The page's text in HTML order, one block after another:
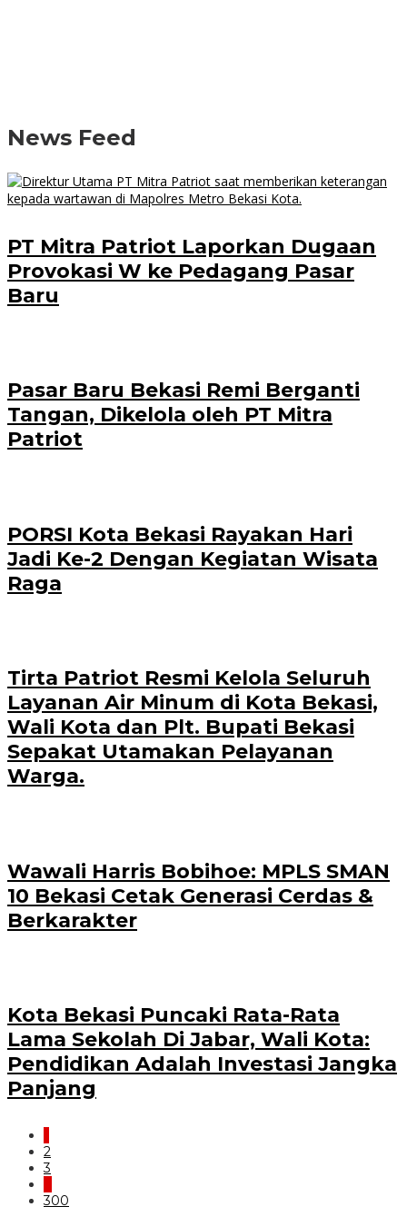
News Feed
PT Mitra Patriot Laporkan Dugaan
Provokasi W ke Pedagang Pasar
Baru
Pasar Baru Bekasi Remi Berganti
Tangan, Dikelola oleh PT Mitra
Patriot
PORSI Kota Bekasi Rayakan Hari
Jadi Ke-2 Dengan Kegiatan Wisata
Raga
Tirta Patriot Resmi Kelola Seluruh
Layanan Air Minum di Kota Bekasi,
Wali Kota dan Plt. Bupati Bekasi
Sepakat Utamakan Pelayanan
Warga.
Wawali Harris Bobihoe: MPLS SMAN
10 Bekasi Cetak Generasi Cerdas &
Berkarakter
Kota Bekasi Puncaki Rata-Rata
Lama Sekolah Di Jabar, Wali Kota:
Pendidikan Adalah Investasi Jangka
Panjang
2
3
300